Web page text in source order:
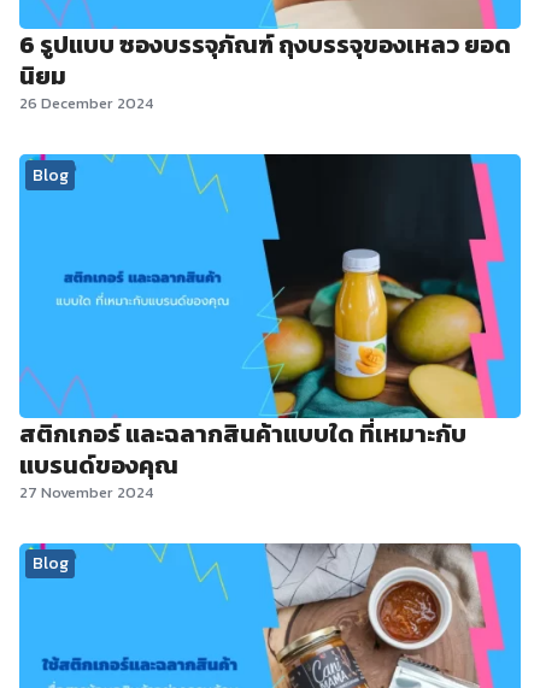
6 รูปแบบ ซองบรรจุภัณฑ์ ถุงบรรจุของเหลว ยอด
นิยม
26 December 2024
Blog
สติกเกอร์ และฉลากสินค้าแบบใด ที่เหมาะกับ
แบรนด์ของคุณ
27 November 2024
Blog